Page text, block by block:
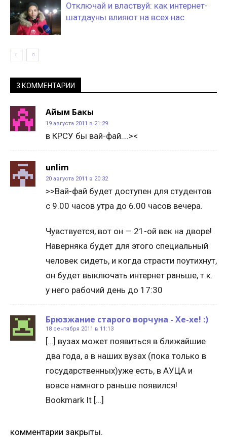
Отключай и властвуй: как интернет-
шатдауны влияют на всех нас
3 КОММЕНТАРИИ
Айым Бакы
19 августа 2011 в 21:29
в КРСУ бы вай-фай….><
unlim
20 августа 2011 в 20:32
>>Вай-фай будет доступен для студентов
с 9.00 часов утра до 6.00 часов вечера.
Чувствуется, вот он — 21-ой век на дворе!
Наверняка будет для этого специальный
человек сидеть, и когда страсти поутихнут,
он будет выключать интернет раньше, т.к.
у него рабочий день до 17:30
Брюзжание старого ворчуна - Хе-хе! :)
18 сентября 2011 в 11:13
[…] вузах может появиться в ближайшие
два года, а в наших вузах (пока только в
государственных)уже есть, в АУЦА и
вовсе намного раньше появился!
Bookmark It […]
комментарии закрыты.